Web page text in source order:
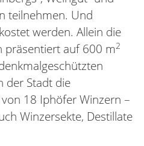
teilnehmen. Und
werden. Allein die
präsentiert auf 600 m2
der Stadt die
18 Iphöfer Winzern –
Winzersekte, Destillate